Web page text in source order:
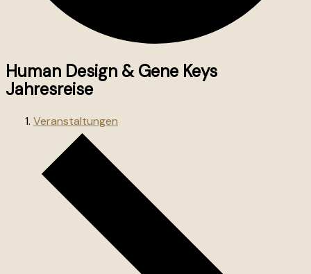
Human Design & Gene Keys
Jahresreise
Veranstaltungen